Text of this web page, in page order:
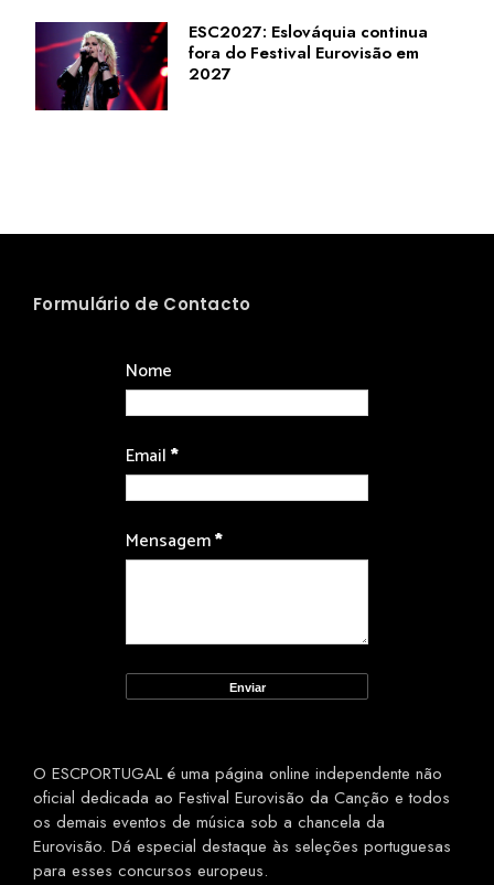
ESC2027: Eslováquia continua
fora do Festival Eurovisão em
2027
Formulário de Contacto
Nome
Email*
Mensagem*
O ESCPORTUGAL é uma página online independente não
oficial dedicada ao Festival Eurovisão da Canção e todos
os demais eventos de música sob a chancela da
Eurovisão. Dá especial destaque às seleções portuguesas
para esses concursos europeus.